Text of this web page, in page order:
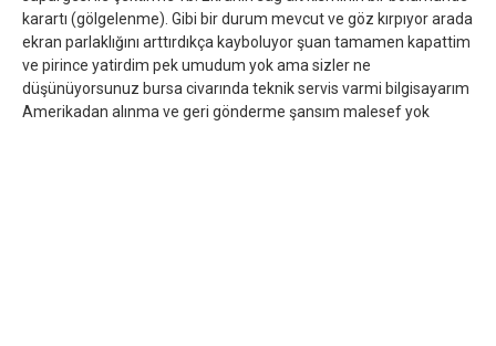
karartı (gölgelenme). Gibi bir durum mevcut ve göz kırpıyor arada
ekran parlaklığını arttırdıkça kayboluyor şuan tamamen kapattim
ve pirince yatirdim pek umudum yok ama sizler ne
düşünüyorsunuz bursa civarında teknik servis varmi bilgisayarım
Amerikadan alınma ve geri gönderme şansım malesef yok